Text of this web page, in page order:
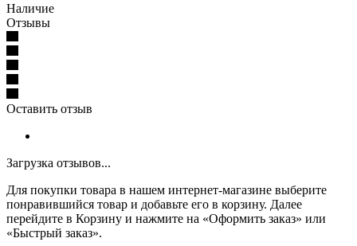
Наличие
Отзывы
Оставить отзыв
Загрузка отзывов...
Для покупки товара в нашем интернет-магазине выберите
понравившийся товар и добавьте его в корзину. Далее
перейдите в Корзину и нажмите на «Оформить заказ» или
«Быстрый заказ».